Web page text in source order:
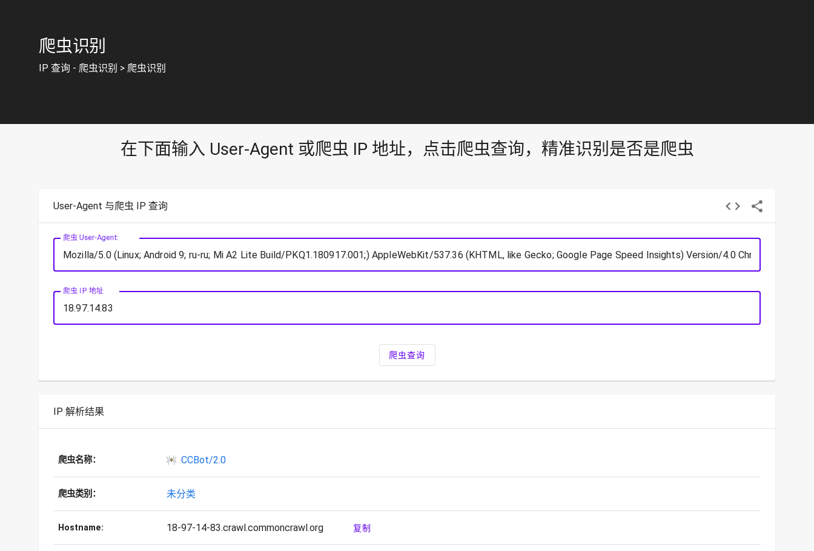
爬虫识别
IP 查询 - 爬虫识别 > 爬虫识别
在下面输入 User-Agent 或爬虫 IP 地址，点击爬虫查询，精准识别是否是爬虫
User-Agent 与爬虫 IP 查询
爬虫 User-Agent:
爬虫 IP 地址
爬虫查询
IP 解析结果
爬虫名称： CCBot/2.0
爬虫类别： 未分类
Hostname: 18-97-14-83.crawl.commoncrawl.org 复制